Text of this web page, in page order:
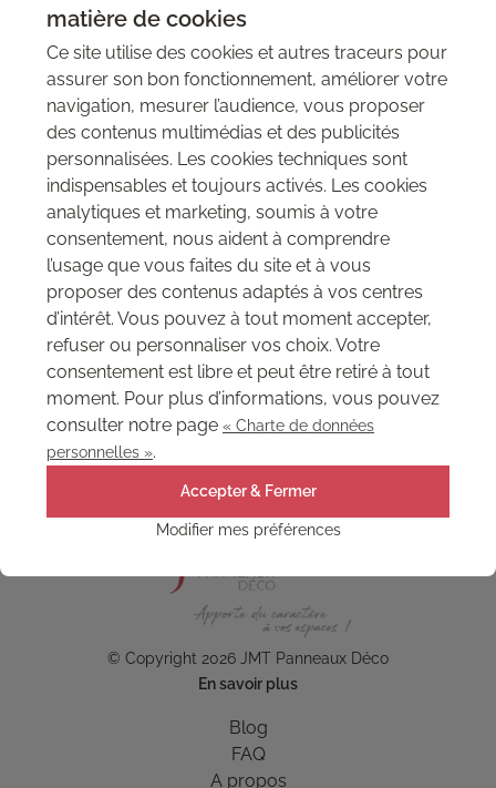
Retrouvez ici toutes les réalisations JMT Panneaux Déco
toute l'étendue des possibilités qui s'offrent à vous avec nos
panneaux décoratifs muraux MSD et nos panneaux 3D Magnolia.
Panneaux
Catégorie
Aucune réalisation trouvée
© Copyright 2026 JMT Panneaux Déco
En savoir plus
Blog
FAQ
A propos
matière de cookies
Ce site utilise des cookies et autres traceurs pour
assurer son bon fonctionnement, améliorer votre
navigation, mesurer l’audience, vous proposer
des contenus multimédias et des publicités
personnalisées. Les cookies techniques sont
indispensables et toujours activés. Les cookies
analytiques et marketing, soumis à votre
consentement, nous aident à comprendre
l’usage que vous faites du site et à vous
proposer des contenus adaptés à vos centres
d’intérêt. Vous pouvez à tout moment accepter,
refuser ou personnaliser vos choix. Votre
consentement est libre et peut être retiré à tout
moment. Pour plus d’informations, vous pouvez
consulter notre page « Charte de données
personnelles ».
Accepter & Fermer
Modifier mes préférences